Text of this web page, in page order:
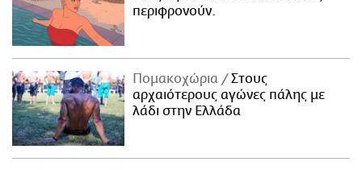
περιφρονούν.
Πομακοχώρια
Στους
αρχαιότερους αγώνες πάλης με
λάδι στην Ελλάδα